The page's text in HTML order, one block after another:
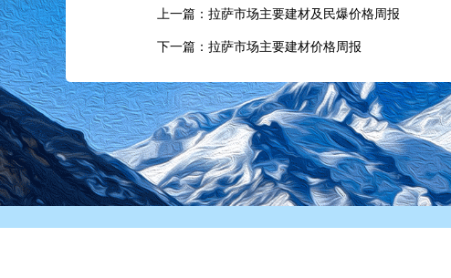
上一篇：拉萨市场主要建材及民爆价格周报
下一篇：拉萨市场主要建材价格周报